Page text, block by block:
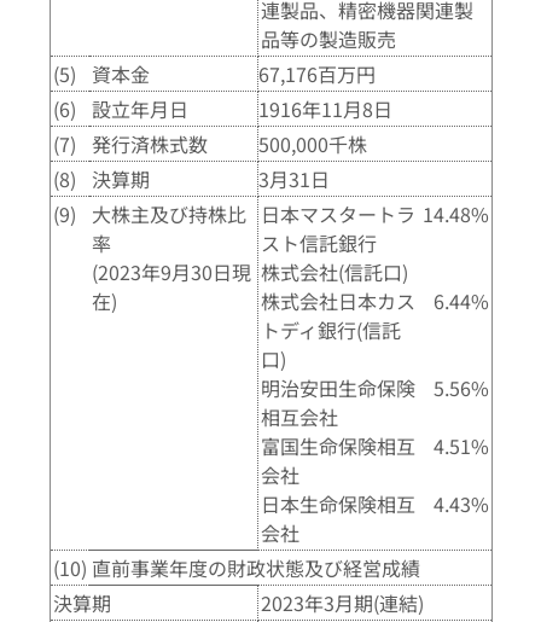
連製品、精密機器関連製
品等の製造販売
(5)
資本金
67,176百万円
(6) 設立年月日
1916年11月8日
(7) 発行済株式数
500,000千株
(8)
決算期
3月31日
(9)
大株主及び持株比
率
(2023年9月30日現
在)
日本マスタートラ
スト信託銀行
14.48%
株式会社(信託口)
株式会社日本カス
トディ銀行(信託
口)
6.44%
明治安田生命保険
相互会社
5.56%
富国生命保険相互
会社
4.51%
日本生命保険相互
会社
4.43%
(10) 直前事業年度の財政状態及び経営成績
決算期
2023年3月期(連結)